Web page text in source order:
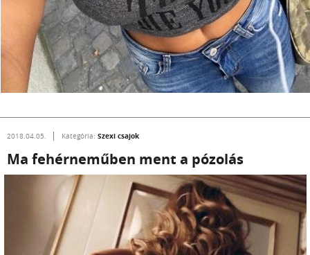
2018.04.05. Kategória: Szexi csajok
Ma fehérneműben ment a pózolás